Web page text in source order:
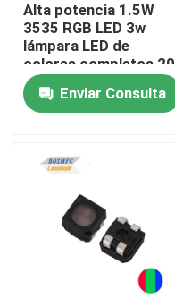
Inicio
Productos
VR Show
Sobre nosotros
Alta potencia 1.5W
3535 RGB LED 3w
lámpara LED de
colores completos 20
años fábrica de LED
Enviar Consulta